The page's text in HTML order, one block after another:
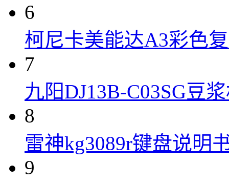
6
柯尼卡美能达A3彩色
7
九阳DJ13B-C03SG豆
8
雷神kg3089r键盘说明
9